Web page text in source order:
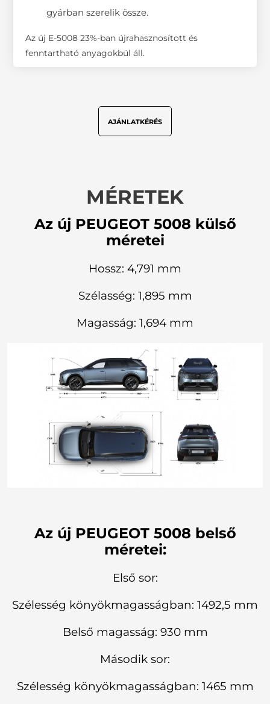
gyárban szerelik össze.
Az új E-5008 23%-ban újrahasznosított és
fenntartható anyagokbül áll.
AJÁNLATKÉRÉS
MÉRETEK
Az új PEUGEOT 5008 külső
méretei
Hossz: 4,791 mm
Szélasség: 1,895 mm
Magasság: 1,694 mm
Az új PEUGEOT 5008 belső
méretei:
Első sor:
Szélesség könyökmagasságban: 1492,5 mm
Belső magasság: 930 mm
Második sor:
Szélesség könyökmagasságban: 1465 mm